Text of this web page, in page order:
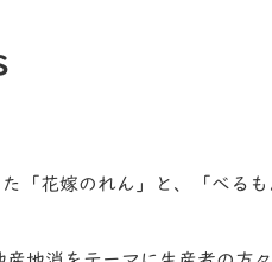
花嫁のれん」と、「べる